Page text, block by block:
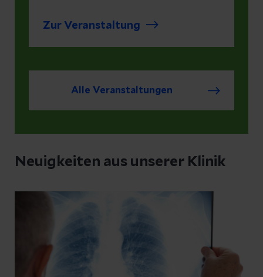
stellen. Für die Teilnahme wird
Microsoft Teams benötigt.
Zur Veranstaltung
Alle Veranstaltungen
Neuigkeiten aus unserer Klinik